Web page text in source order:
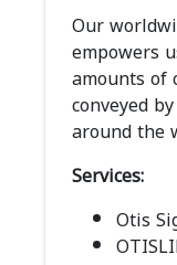
Our
empowers
amounts of
conveyed
around the
Services:
Otis